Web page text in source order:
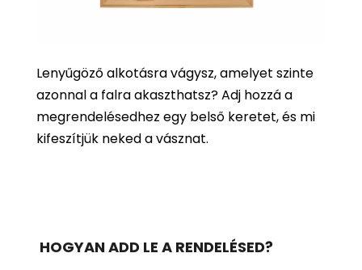
Lenyűgöző alkotásra vágysz, amelyet szinte
azonnal a falra akaszthatsz? Adj hozzá a
megrendelésedhez egy belső keretet, és mi
kifeszítjük neked a vásznat.
HOGYAN ADD LE A RENDELÉSED?